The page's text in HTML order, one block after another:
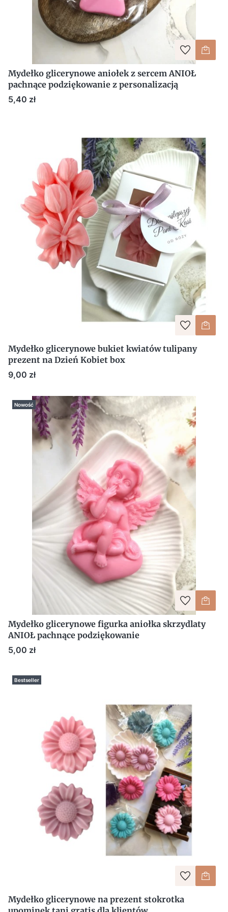
Mydełko glicerynowe aniołek z sercem ANIOŁ
pachnące podziękowanie z personalizacją
Cena
5,40 zł
Mydełko glicerynowe bukiet kwiatów tulipany
prezent na Dzień Kobiet box
Cena
9,00 zł
Nowość
Mydełko glicerynowe figurka aniołka skrzydlaty
ANIOŁ pachnące podziękowanie
Cena
5,00 zł
Bestseller
Mydełko glicerynowe na prezent stokrotka